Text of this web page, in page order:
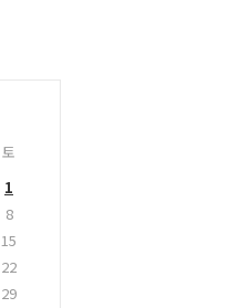
토
1
8
15
22
29